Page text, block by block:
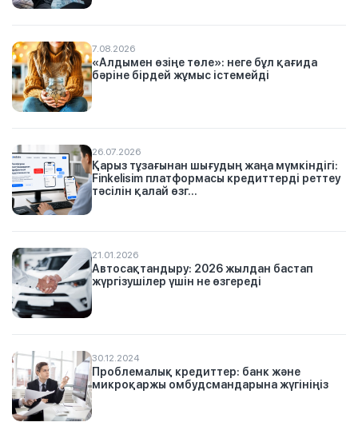
7.08.2026
«Алдымен өзіңе төле»: неге бұл қағида
бәріне бірдей жұмыс істемейді
26.07.2026
Қарыз тұзағынан шығудың жаңа мүмкіндігі:
Finkelisim платформасы кредиттерді реттеу
тәсілін қалай өзг...
21.01.2026
Автосақтандыру: 2026 жылдан бастап
жүргізушілер үшін не өзгереді
30.12.2024
Проблемалық кредиттер: банк және
микроқаржы омбудсмандарына жүгініңіз